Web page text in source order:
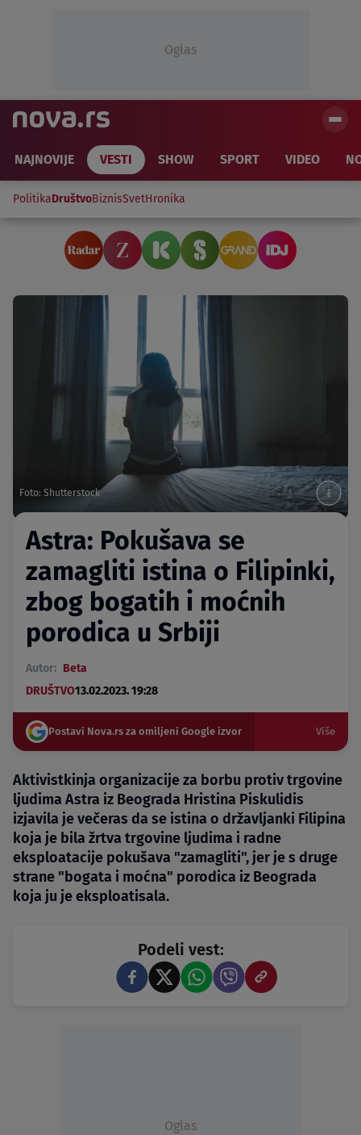
Oglas
NAJNOVIJE VESTI SHOW SPORT VIDEO
PolitikaDruštvoBiznisSvetHronika
Foto: Shutterstock
Astra: Pokušava se
zamagliti istina o Filipinki,
zbog bogatih i moćnih
porodica u Srbiji
Autor: Beta
DRUŠTVO13.02.2023. 19:28
Postavi Nova.rs za omiljeni Google izvor Više
Aktivistkinja organizacije za borbu protiv trgovine
ljudima Astra iz Beograda Hristina Piskulidis
izjavila je večeras da se istina o državljanki Filipina
koja je bila žrtva trgovine ljudima i radne
eksploatacije pokušava "zamagliti", jer je s druge
strane "bogata i moćna" porodica iz Beograda
koja ju je eksploatisala.
Podeli vest:
Oglas